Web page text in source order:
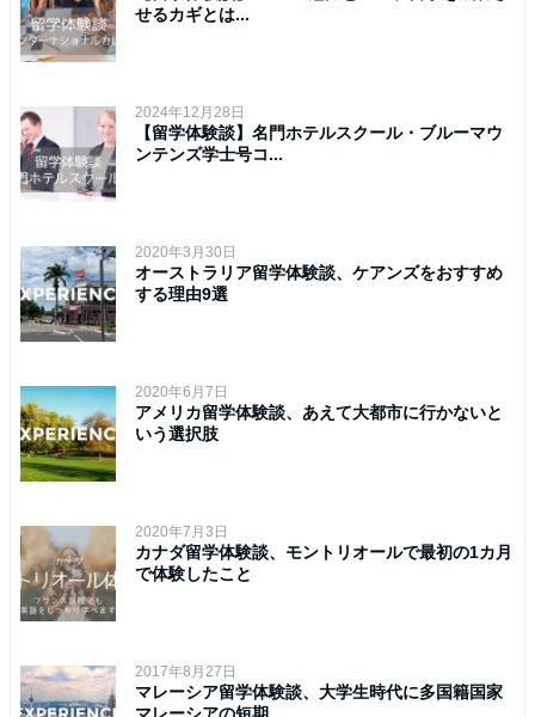
せるカギとは...
2024年12月28日
【留学体験談】名門ホテルスクール・ブルーマウ
ンテンズ学士号コ...
2020年3月30日
オーストラリア留学体験談、ケアンズをおすすめ
する理由9選
2020年6月7日
アメリカ留学体験談、あえて大都市に行かないと
いう選択肢
2020年7月3日
カナダ留学体験談、モントリオールで最初の1カ月
で体験したこと
2017年8月27日
マレーシア留学体験談、大学生時代に多国籍国家
マレーシアの短期...